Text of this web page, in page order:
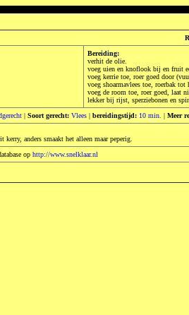
Bereiding:
verhit de olie.
voeg uien en knoflook bij en fruit
voeg kerrie toe, roer goed door
voeg shoarmavlees toe, roerbak tot
voeg de room toe, roer goed, laat
lekker bij rijst, sperziebonen en
| Soort gerecht: Vlees | bereidingstijd: 10 min. | Meer
anders smaakt het alleen maar peperig.
op http://www.snelklaar.nl